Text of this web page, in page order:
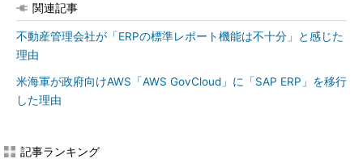
関連記事
不動産管理会社が「ERPの標準レポート機能は不十分」と感じた
理由
米海軍が政府向けAWS「AWS GovCloud」に「SAP ERP」を移行
した理由
記事ランキング